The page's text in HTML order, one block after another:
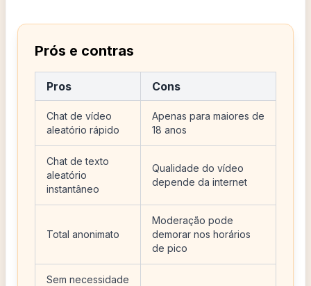
Prós e contras
Pros Cons
Chat de vídeo
aleatório rápido
Apenas para maiores de
18 anos
Chat de texto
aleatório
instantâneo
Qualidade do vídeo
depende da internet
Total anonimato
Moderação pode
demorar nos horários
de pico
Sem necessidade